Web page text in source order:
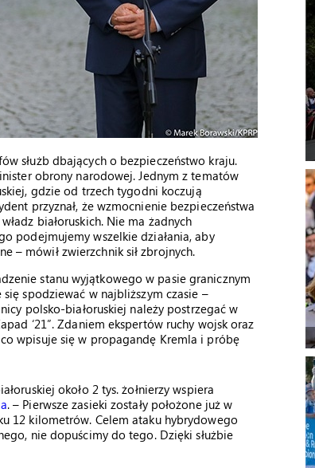
służb dbających o bezpieczeństwo kraju.
obrony narodowej. Jednym z tematów
gdzie od trzech tygodni koczują
przyznał, że wzmocnienie bezpieczeństwa
białoruskich. Nie ma żadnych
podejmujemy wszelkie działania, aby
– mówił zwierzchnik sił zbrojnych.
stanu wyjątkowego w pasie granicznym
spodziewać w najbliższym czasie –
polsko-białoruskiej należy postrzegać w
‘21”. Zdaniem ekspertów ruchy wojsk oraz
wpisuje się w propagandę Kremla i próbę
około 2 tys. żołnierzy wspiera
. – Pierwsze zasieki zostały położone już w
12 kilometrów. Celem ataku hybrydowego
nie dopuścimy do tego. Dzięki służbie